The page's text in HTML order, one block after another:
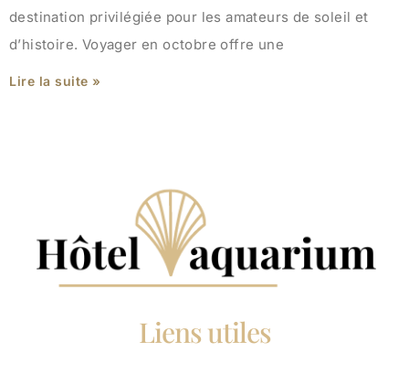
destination privilégiée pour les amateurs de soleil et
d’histoire. Voyager en octobre offre une
Lire la suite »
Liens utiles